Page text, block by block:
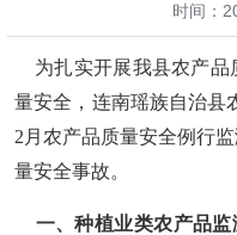
时间：
为扎实开展我县农产
量安全 ， 连南瑶族自治县
2月 农产品质量安全例行监
量安全事故。
一、种植业类农产品监